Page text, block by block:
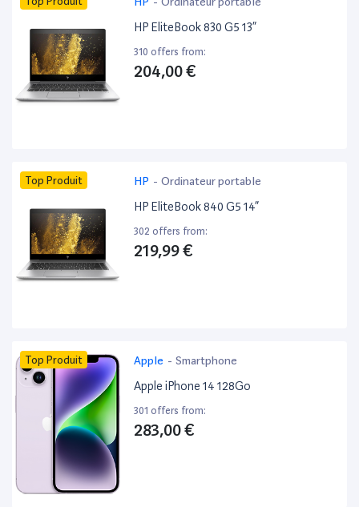
HP EliteBook 830 G5 13”
310 offers from:
204,00 €
Top Produit HP - Ordinateur portable
HP EliteBook 840 G5 14”
302 offers from:
219,99 €
Top Produit Apple - Smartphone
Apple iPhone 14 128Go
301 offers from:
283,00 €